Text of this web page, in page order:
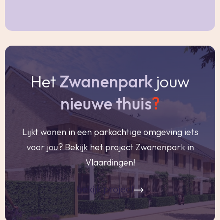
-Actieve VVE met een maandelijkse bijdrage van
€ 100,=;
steeg te vinden welke gerenoveerd moet
worden;
-Oplevering in overleg, gewenst per 1 juni 2026.
Vraagprijs € 319.000,= k.k.
Woonoppervlakte
De Meetinstructie is gebaseerd op de
NEN2580. De Meetinstructie is bedoeld om een
HetZwanenpark jouw
nieuwe thuis?
Lijkt wonen in een parkachtige omgeving iets
voor jou? Bekijk het project Zwanenpark in
Vlaardingen!
bekijk project